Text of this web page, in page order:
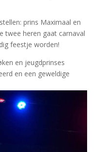
prins Maximaal en
twee heren gaat carnaval
feestje worden!
en jeugdprinses
en een geweldige